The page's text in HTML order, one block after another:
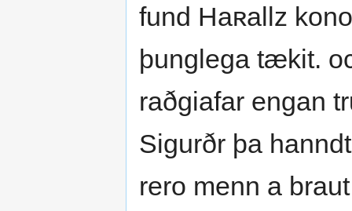
fund Haʀallz
þunglega tækit.
raðgiafar engan
Sigurðr þa
rero menn a